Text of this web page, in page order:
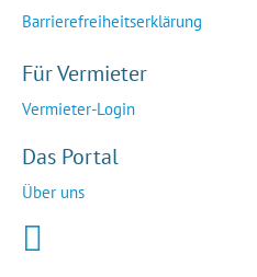
Barrierefreiheitserklärung
Für Vermieter
Vermieter-Login
Das Portal
Über uns